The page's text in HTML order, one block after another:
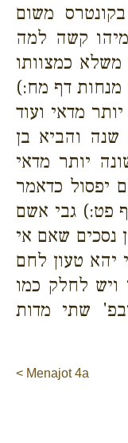
משום
קשה למה
משלא כמצוותו
דף מח:)
מדאי ועוד
שנה והביא בן
יותר מדאי
יפסול כדאמר
פט:) גבי אשם
נסכים שאם אי
יהא טעון לחם
לחלק כמו
שתי מדות
< Menajot 4a